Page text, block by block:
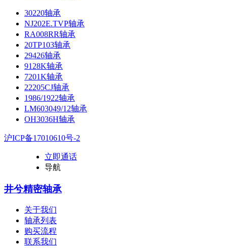
30220轴承
NJ202E.TVP轴承
RA008RR轴承
20TP103轴承
29426轴承
9128K轴承
7201K轴承
22205CJ轴承
1986/1922轴承
LM603049/12轴承
OH3036H轴承
沪ICP备17010610号-2
立即通话
导航
井兮精密轴承
关于我们
轴承列表
购买流程
联系我们